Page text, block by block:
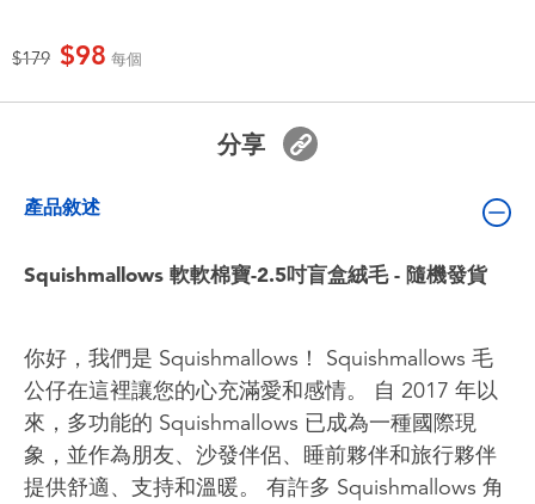
夏日
角色收藏
生活雜貨
價格從
$179至$98 每個
分享
產品敘述
Squishmallows 軟軟棉寶-2.5吋盲盒絨毛 - 隨機發貨
你好，我們是 Squishmallows！ Squishmallows 毛
公仔在這裡讓您的心充滿愛和感情。 自 2017 年以
來，多功能的 Squishmallows 已成為一種國際現
象，並作為朋友、沙發伴侶、睡前夥伴和旅行夥伴
提供舒適、支持和溫暖。 有許多 Squishmallows 角